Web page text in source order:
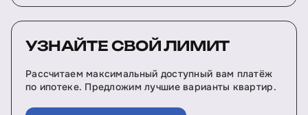
УЗНАЙТЕ СВОЙ ЛИМИТ
Рассчитаем максимальный доступный вам платёж
по ипотеке. Предложим лучшие варианты квартир.